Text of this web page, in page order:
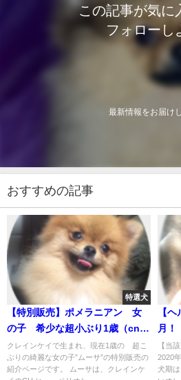
この記事が気に
フォローし
最新情報をお届け
おすすめの記事
特選犬
【特別販売】ポメラニアン 女
の子 希少な超小ぶり1歳（cn.
MUSA）
クレインケイで生まれ、現在1歳の 超こ
ぶりの綺麗な女の子”ムーサ”の特別販売の
紹介ページです。 ムーサは、クレインケ
【
月！
【当
2020
犬期